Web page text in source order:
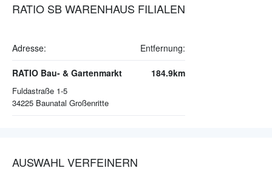
RATIO SB WARENHAUS FILIALEN
Adresse: Entfernung:
RATIO Bau- & Gartenmarkt
Fuldastraße 1-5
34225 Baunatal Großenritte
184.9km
AUSWAHL VERFEINERN